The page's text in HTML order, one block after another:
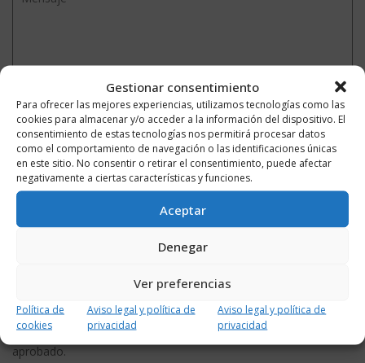
Gestionar consentimiento
Para ofrecer las mejores experiencias, utilizamos tecnologías como las
cookies para almacenar y/o acceder a la información del dispositivo. El
consentimiento de estas tecnologías nos permitirá procesar datos
como el comportamiento de navegación o las identificaciones únicas
en este sitio. No consentir o retirar el consentimiento, puede afectar
negativamente a ciertas características y funciones.
Aceptar
Denegar
Ver preferencias
Política de
cookies
Aviso legal y política de
privacidad
Aviso legal y política de
privacidad
Notificarme vía correo electrónico cuando el comentario sea
aprobado.